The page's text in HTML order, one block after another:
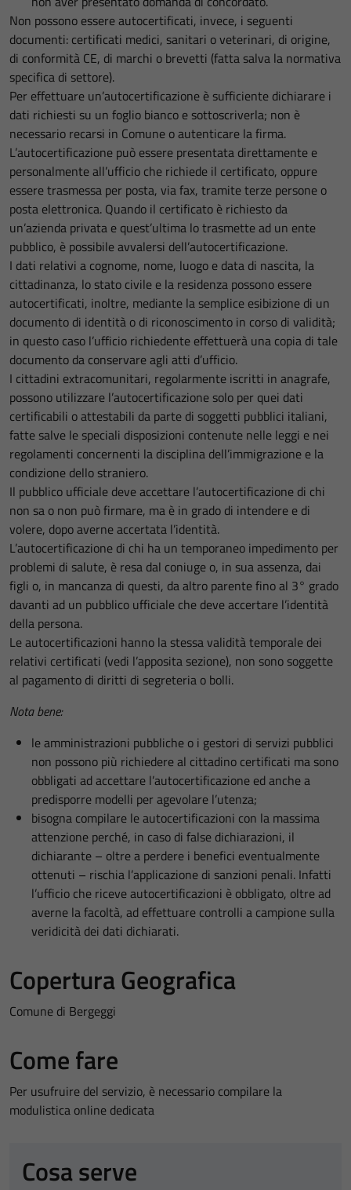
Non possono essere autocertificati, invece, i seguenti
documenti: certificati medici, sanitari o veterinari, di origine,
di conformità CE, di marchi o brevetti (fatta salva la normativa
specifica di settore).
Per effettuare un’autocertificazione è sufficiente dichiarare i
dati richiesti su un foglio bianco e sottoscriverla; non è
necessario recarsi in Comune o autenticare la firma.
L’autocertificazione può essere presentata direttamente e
personalmente all’ufficio che richiede il certificato, oppure
essere trasmessa per posta, via fax, tramite terze persone o
posta elettronica. Quando il certificato è richiesto da
un’azienda privata e quest’ultima lo trasmette ad un ente
pubblico, è possibile avvalersi dell’autocertificazione.
I dati relativi a cognome, nome, luogo e data di nascita, la
cittadinanza, lo stato civile e la residenza possono essere
autocertificati, inoltre, mediante la semplice esibizione di un
documento di identità o di riconoscimento in corso di validità;
in questo caso l’ufficio richiedente effettuerà una copia di tale
documento da conservare agli atti d’ufficio.
I cittadini extracomunitari, regolarmente iscritti in anagrafe,
possono utilizzare l’autocertificazione solo per quei dati
certificabili o attestabili da parte di soggetti pubblici italiani,
fatte salve le speciali disposizioni contenute nelle leggi e nei
regolamenti concernenti la disciplina dell’immigrazione e la
condizione dello straniero.
Il pubblico ufficiale deve accettare l’autocertificazione di chi
non sa o non può firmare, ma è in grado di intendere e di
volere, dopo averne accertata l’identità.
L’autocertificazione di chi ha un temporaneo impedimento per
problemi di salute, è resa dal coniuge o, in sua assenza, dai
figli o, in mancanza di questi, da altro parente fino al 3° grado
davanti ad un pubblico ufficiale che deve accertare l’identità
della persona.
Le autocertificazioni hanno la stessa validità temporale dei
relativi certificati (vedi l’apposita sezione), non sono soggette
al pagamento di diritti di segreteria o bolli.
Nota bene:
le amministrazioni pubbliche o i gestori di servizi pubblici
non possono più richiedere al cittadino certificati ma sono
obbligati ad accettare l’autocertificazione ed anche a
predisporre modelli per agevolare l’utenza;
bisogna compilare le autocertificazioni con la massima
attenzione perché, in caso di false dichiarazioni, il
dichiarante – oltre a perdere i benefici eventualmente
ottenuti – rischia l’applicazione di sanzioni penali. Infatti
l’ufficio che riceve autocertificazioni è obbligato, oltre ad
averne la facoltà, ad effettuare controlli a campione sulla
veridicità dei dati dichiarati.
Copertura Geografica
Comune di Bergeggi
Come fare
Per usufruire del servizio, è necessario compilare la
modulistica online dedicata
Cosa serve